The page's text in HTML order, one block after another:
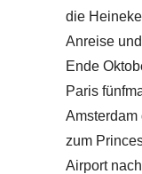
die
Anreise
Ende
Paris
Amsterdam
zum
Airport